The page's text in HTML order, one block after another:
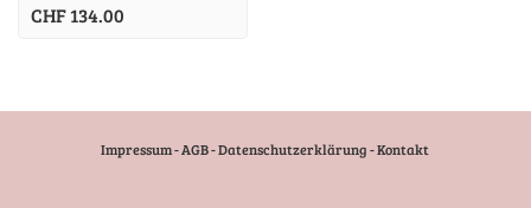
CHF 134.00
Impressum-AGB-Datenschutzerklärung-Kontakt